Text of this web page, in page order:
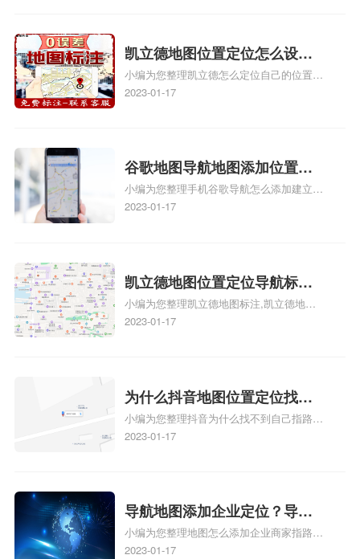
门指路人地图标注服务中心地址标注上地图
怎么弄相关地图标注知识，详情可查看下方
正文！
凯立德地图位置定位怎么设置
自己的指路人地图标注服务中
心名？凯立德地图位置定位怎
小编为您整理凯立德怎么定位自己的位置
啊、手机凯立德地图定位怎么设置往上走、
地图标注服务中心铺招牌相关地图标注知
识，详情可查看下方正文！
2023-01-17
谷歌地图导航地图添加位置？
添加谷歌地图导航位置？
小编为您整理手机谷歌导航怎么添加建立多
人位置、如何在地图，谷歌地图添加公司位
2023-01-17
凯立德地图位置定位导航标
注？凯立德地图位置定位,导航,
标注？
小编为您整理凯立德地图标注,凯立德地图
标注怎么做啊、凯立德地图标注,凯立德地
相关地图标注知识，详情可查看下方正文！
2023-01-17
为什么抖音地图位置定位找不
到了？抖音为什么找不到当前
定位了？
小编为您整理抖音为什么找不到自己指路人
地图标注服务中心铺的位置、地图位置更新
服务中心位置、抖音突然不显示定位了相关
地图标注知识，详情可查看下方正文！
2023-01-17
导航地图添加企业定位？导航
定位企业？
小编为您整理地图怎么添加企业商家指路人
地图标注服务中心铺名称、地图怎么添加企
2023-01-17